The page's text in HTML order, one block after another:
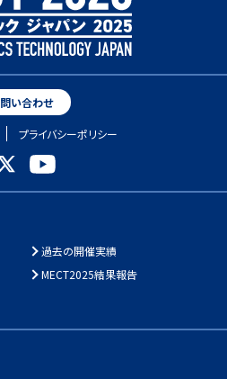
問い合わせ
プライバシーポリシー
過去の開催実績
MECT2025結果報告